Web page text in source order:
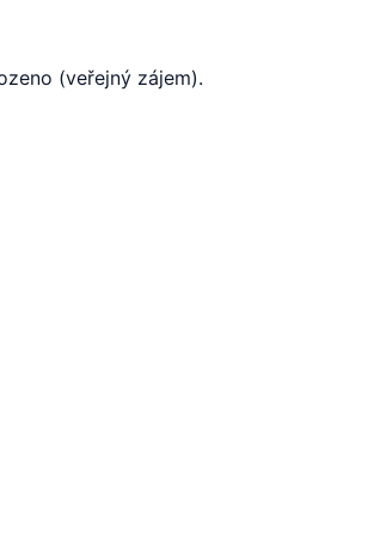
(veřejný zájem).